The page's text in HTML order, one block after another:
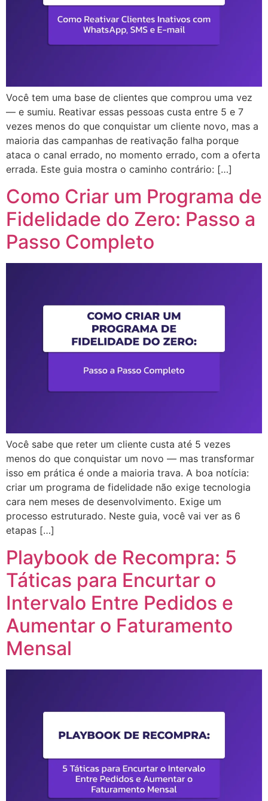
Você tem uma base de clientes que comprou uma vez
— e sumiu. Reativar essas pessoas custa entre 5 e 7
vezes menos do que conquistar um cliente novo, mas a
maioria das campanhas de reativação falha porque
ataca o canal errado, no momento errado, com a oferta
errada. Este guia mostra o caminho contrário: […]
Como Criar um Programa de
Fidelidade do Zero: Passo a
Passo Completo
Você sabe que reter um cliente custa até 5 vezes
menos do que conquistar um novo — mas transformar
isso em prática é onde a maioria trava. A boa notícia:
criar um programa de fidelidade não exige tecnologia
cara nem meses de desenvolvimento. Exige um
processo estruturado. Neste guia, você vai ver as 6
etapas […]
Playbook de Recompra: 5
Táticas para Encurtar o
Intervalo Entre Pedidos e
Aumentar o Faturamento
Mensal